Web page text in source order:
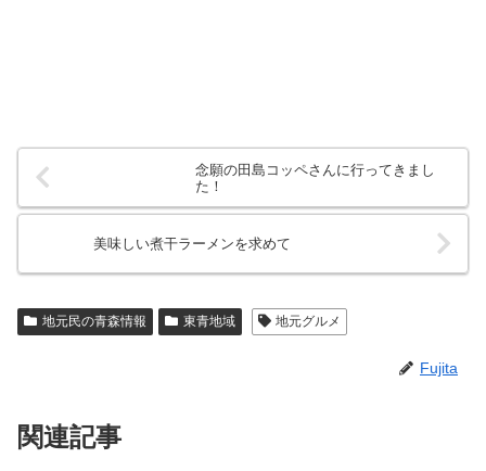
念願の田島コッペさんに行ってきまし
た！
美味しい煮干ラーメンを求めて
地元民の青森情報 東青地域 地元グルメ
Fujita
関連記事